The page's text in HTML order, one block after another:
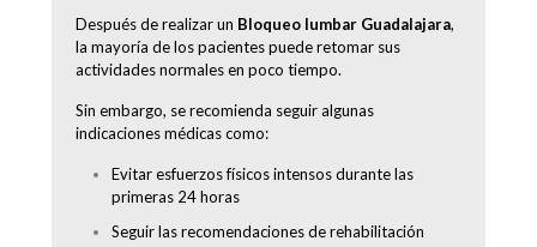
Después de realizar un Bloqueo lumbar Guadalajara,
la mayoría de los pacientes puede retomar sus
actividades normales en poco tiempo.
Sin embargo, se recomienda seguir algunas
indicaciones médicas como:
Evitar esfuerzos físicos intensos durante las
primeras 24 horas
Seguir las recomendaciones de rehabilitación